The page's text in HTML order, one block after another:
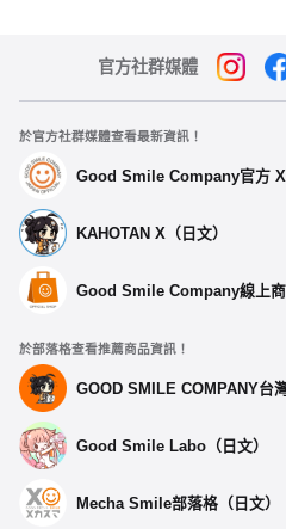
官方社群媒體
於官方社群媒體查看最新資訊！
Good Smile Company官方 X
KAHOTAN X（日文）
Good Smile Company線上商
於部落格查看推薦商品資訊！
GOOD SMILE COMPANY台
Good Smile Labo（日文）
Mecha Smile部落格（日文）